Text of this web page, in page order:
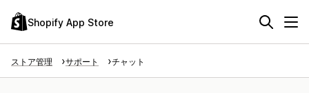
Shopify App Store
ストア管理 サポート チャット